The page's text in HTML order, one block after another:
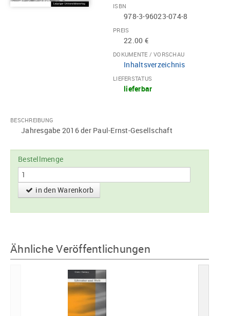
ISBN
978-3-96023-074-8
PREIS
22.00 €
DOKUMENTE / VORSCHAU
Inhaltsverzeichnis
LIEFERSTATUS
lieferbar
BESCHREIBUNG
Jahresgabe 2016 der Paul-Ernst-Gesellschaft
Bestellmenge
in den Warenkorb
Ähnliche Veröffentlichungen